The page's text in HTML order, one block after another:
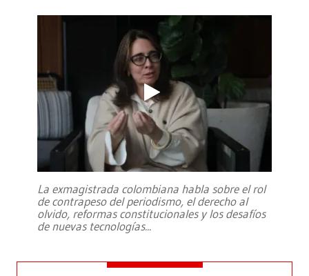
La exmagistrada colombiana habla sobre el rol
de contrapeso del periodismo, el derecho al
olvido, reformas constitucionales y los desafíos
de nuevas tecnologías...